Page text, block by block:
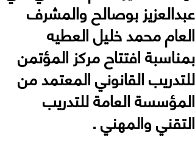
عبدالعزيز بوصالح والمشرف
العام محمد خليل العطيه
بمناسبة افتتاح مركز المؤتمن
للتدريب القانوني المعتمد من
المؤسسة العامة للتدريب
التقني والمهني .